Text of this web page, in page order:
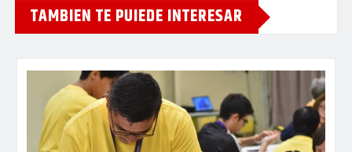
TAMBIEN TE PUIEDE INTERESAR